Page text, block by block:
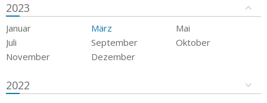
2023
Januar März
Mai
Juli
September
Oktober
November
Dezember
2022